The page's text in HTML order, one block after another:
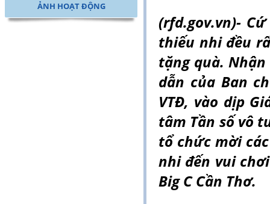
ẢNH HOẠT ĐỘNG
(rfd.gov.vn)-
thiếu nhi đều
tặng quà.
dẫn của Ban
VTĐ, vào dịp
tâm Tần số vô
tổ chức mời
nhi đến vui
Big C Cần Thơ.